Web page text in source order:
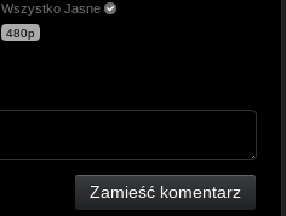
Wszystko Jasne
480p
Zamieść komentarz